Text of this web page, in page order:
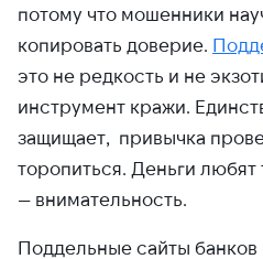
потому что мошенники
копировать доверие.
это не редкость и не
инструмент кражи.
защищает, привычка
торопиться. Деньги любят
— внимательность.
Поддельные сайты банков